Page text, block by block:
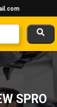
SPRO